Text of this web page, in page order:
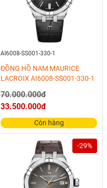
AI6008-SS001-330-1
ĐỒNG HỒ NAM MAURICE
LACROIX AI6008-SS001-330-1
70.000.000đ
33.500.000đ
Còn hàng
-29%